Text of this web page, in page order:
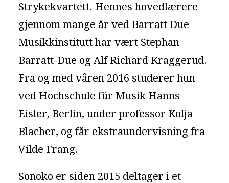
Strykekvartett. Hennes hovedlærere
gjennom mange år ved Barratt Due
Musikkinstitutt har vært Stephan
Barratt-Due og Alf Richard Kraggerud.
Fra og med våren 2016 studerer hun
ved Hochschule für Musik Hanns
Eisler, Berlin, under professor Kolja
Blacher, og får ekstraundervisning fra
Vilde Frang.
Sonoko er siden 2015 deltager i et